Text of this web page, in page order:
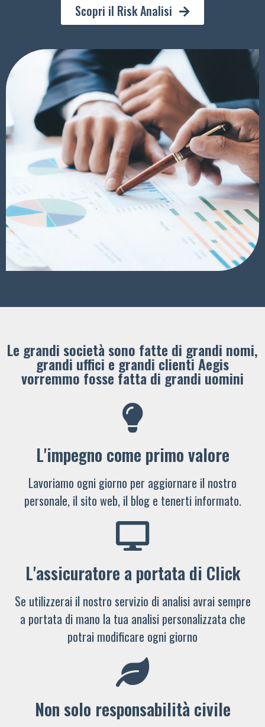
Scopri il Risk Analisi
Le grandi società sono fatte di grandi nomi,
grandi uffici e grandi clienti ​Aegis
vorremmo fosse fatta di grandi uomini
L'impegno come primo valore
Lavoriamo ogni giorno per aggiornare il nostro
personale, il sito web, il blog e tenerti informato.
L'assicuratore a portata di Click
Se utilizzerai il nostro servizio di analisi avrai sempre
a portata di mano la tua analisi personalizzata che
potrai modificare ogni giorno
Non solo responsabilità civile